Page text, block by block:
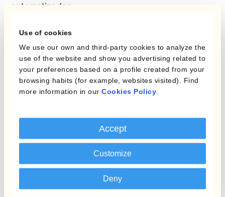
Use of cookies
We use our own and third-party cookies to analyze the
use of the website and show you advertising related to
your preferences based on a profile created from your
browsing habits (for example, websites visited). Find
more information in our Cookies Policy
Accept
Customize
Deny
automatizados.